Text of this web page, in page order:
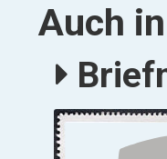
Auch in